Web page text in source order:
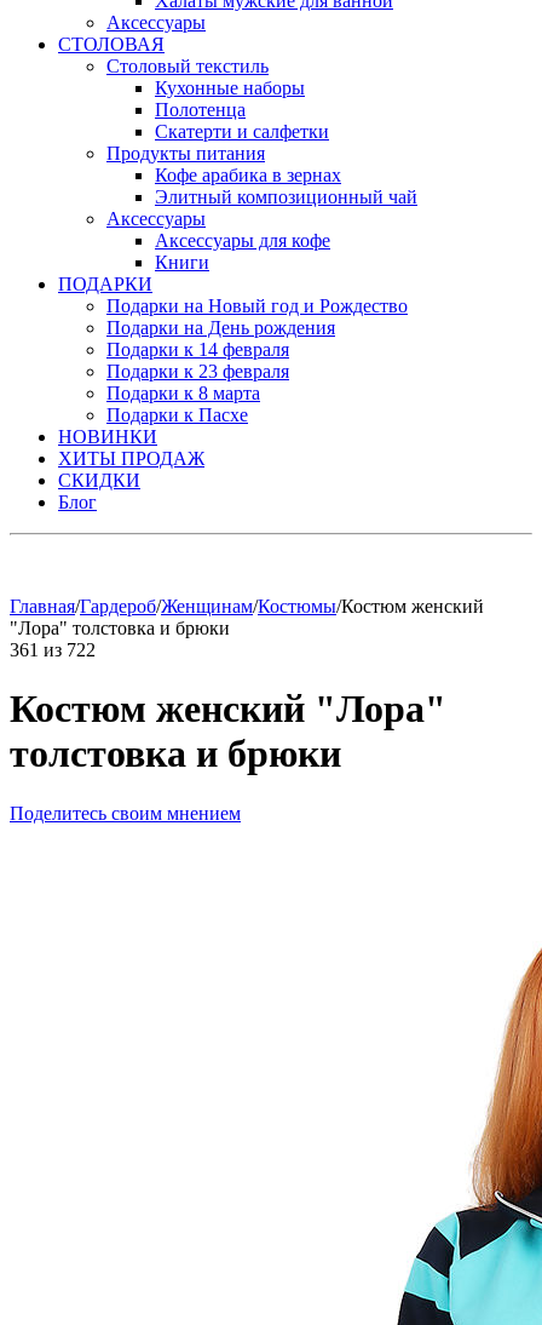
Аксессуары
СТОЛОВАЯ
Столовый текстиль
Кухонные наборы
Полотенца
Скатерти и салфетки
Продукты питания
Кофе арабика в зернах
Элитный композиционный чай
Аксессуары
Аксессуары для кофе
Книги
ПОДАРКИ
Подарки на Новый год и Рождество
Подарки на День рождения
Подарки к 14 февраля
Подарки к 23 февраля
Подарки к 8 марта
Подарки к Пасхе
НОВИНКИ
ХИТЫ ПРОДАЖ
СКИДКИ
Блог
Главная/Гардероб/Женщинам/Костюмы/Костюм женский
"Лора" толстовка и брюки
361 из 722
Костюм женский "Лора"
толстовка и брюки
Поделитесь своим мнением